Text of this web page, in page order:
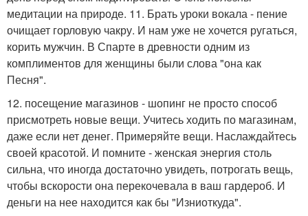
медитации на природе. 11. Брать уроки вокала - пение
очищает горловую чакру. И нам уже не хочется ругаться,
корить мужчин. В Спарте в древности одним из
комплиментов для женщины были слова "она как
Песня".
12. посещение магазинов - шопинг не просто способ
присмотреть новые вещи. Учитесь ходить по магазинам,
даже если нет денег. Примеряйте вещи. Наслаждайтесь
своей красотой. И помните - женская энергия столь
сильна, что иногда достаточно увидеть, потрогать вещь,
чтобы вскорости она перекочевала в ваш гардероб. И
деньги на нее находится как бы "Изниоткуда".